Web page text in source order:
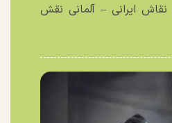
نقاش ایرانی – آلمانی نقش